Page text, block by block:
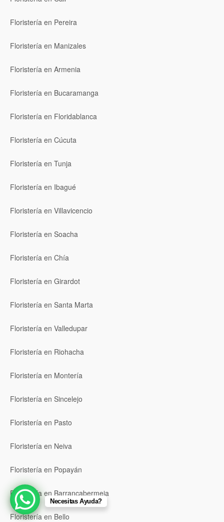
Floristería en Pereira
Floristería en Manizales
Floristería en Armenia
Floristería en Bucaramanga
Floristería en Floridablanca
Floristería en Cúcuta
Floristería en Tunja
Floristería en Ibagué
Floristería en Villavicencio
Floristería en Soacha
Floristería en Chía
Floristería en Girardot
Floristería en Santa Marta
Floristería en Valledupar
Floristería en Riohacha
Floristería en Montería
Floristería en Sincelejo
Floristería en Pasto
Floristería en Neiva
Floristería en Popayán
Floristería en Barrancabermeja
Floristería en Bello
Necesitas Ayuda?